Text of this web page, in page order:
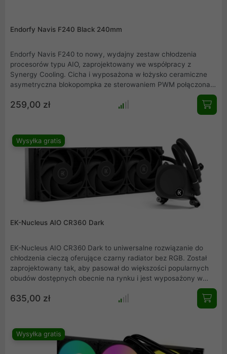
Endorfy Navis F240 Black 240mm
Endorfy Navis F240 to nowy, wydajny zestaw chłodzenia
procesorów typu AIO, zaprojektowany we współpracy z
Synergy Cooling. Cicha i wyposażona w łożysko ceramiczne
asymetryczna blokopompka ze sterowaniem PWM połączona
zamontowanymi dwoma wentylatorami Fluctus 120 PWM.
Seria chłodzeń Navis F240 zaprojektowana została z myślą o
wyjątkowej wydajności, oczekują też niskiego poziomu
dźwięku.
259,00 zł
Wysyłka gratis
EK-Nucleus AIO CR360 Dark
EK-Nucleus AIO CR360 Dark to uniwersalne rozwiązanie do
chłodzenia cieczą oferujące czarny radiator bez RGB. Został
zaprojektowany tak, aby pasował do większości popularnych
obudów dostępnych obecnie na rynku i jest wyposażony w
konfigurację z trzema wentylatorami oraz wąski radiator o
średnicy 360 mm. Kompatybilny z większością nowoczesnych
635,00 zł
Wysyłka gratis